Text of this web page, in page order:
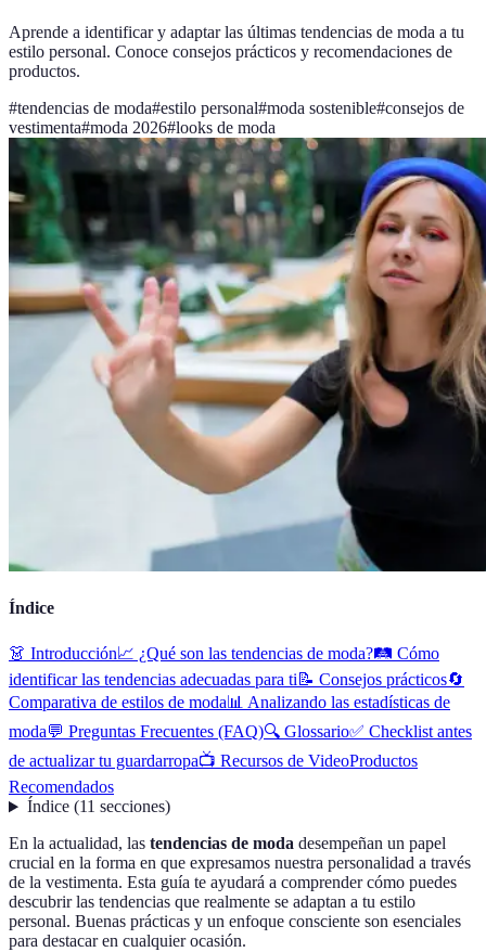
Aprende a identificar y adaptar las últimas tendencias de moda a tu
estilo personal. Conoce consejos prácticos y recomendaciones de
productos.
#tendencias de moda#estilo personal#moda sostenible#consejos de
vestimenta#moda 2026#looks de moda
Índice
👗 Introducción📈 ¿Qué son las tendencias de moda?🛤️ Cómo
identificar las tendencias adecuadas para ti📝 Consejos prácticos🔄
Comparativa de estilos de moda📊 Analizando las estadísticas de
moda💬 Preguntas Frecuentes (FAQ)🔍 Glossario✅ Checklist antes
de actualizar tu guardarropa📺 Recursos de VideoProductos
Recomendados
Índice(11 secciones)
En la actualidad, las tendencias de moda desempeñan un papel
crucial en la forma en que expresamos nuestra personalidad a través
de la vestimenta. Esta guía te ayudará a comprender cómo puedes
descubrir las tendencias que realmente se adaptan a tu estilo
personal. Buenas prácticas y un enfoque consciente son esenciales
para destacar en cualquier ocasión.